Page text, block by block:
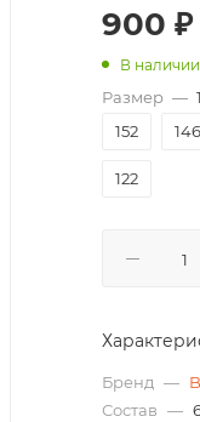
900 ₽
В
Размер —
152
146
122
Бренд —
Состав —